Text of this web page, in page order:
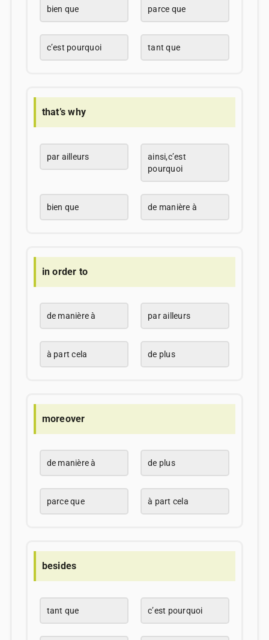
bien que parce que
c’est pourquoi tant que
that’s why
par ailleurs
ainsi,c’est
pourquoi
bien que de manière à
in order to
de manière à par ailleurs
à part cela de plus
moreover
de manière à de plus
parce que à part cela
besides
tant que c’est pourquoi